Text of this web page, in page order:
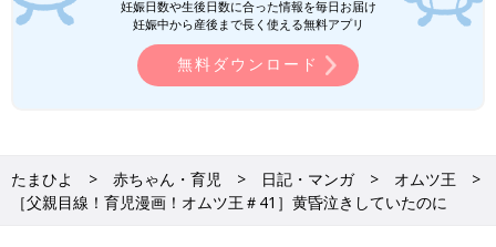
妊娠日数や生後日数に合った情報を毎日お届け
妊娠中から産後まで長く使える無料アプリ
無料ダウンロード
たまひよ 赤ちゃん・育児 日記・マンガ
オムツ王
［父親目線！育児漫画！オムツ王＃41］黄昏泣きしていたのに